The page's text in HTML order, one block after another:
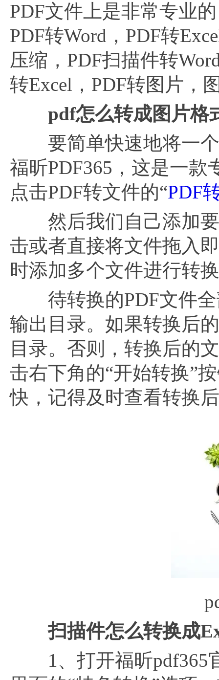
PDF文件上是非常专业
PDF转Word，PDF转
压缩，PDF扫描件转
转Excel，PDF转图片，
pdf怎么转成图片格
要简单快速地将一个
福昕PDF365，这是一款
点击PDF转文件的“PDF
然后我们自己添加要
击或者直接将文件拖入
时添加多个文件进行转
待转换的PDF文件全
输出目录。如果转换后
目录。否则，转换后的
击右下角的“开始转换”
快，记得及时查看转换
扫描件怎么转换成
1、打开福昕pdf365官